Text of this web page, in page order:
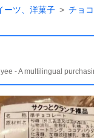
ーツ、洋菓子 チョ
- A multilingual